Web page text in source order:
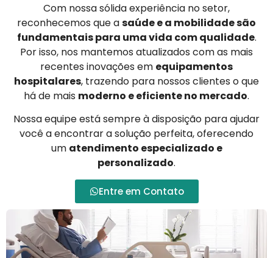
Com nossa sólida experiência no setor,
reconhecemos que asaúde e a mobilidade são
fundamentais para uma vida com qualidade.
Por isso, nos mantemos atualizados com as mais
recentes inovações em equipamentos
hospitalares, trazendo para nossos clientes o que
há de mais moderno e eficiente no mercado.
Nossa equipe está sempre à disposição para ajudar
você a encontrar a solução perfeita, oferecendo
um atendimento especializado e
personalizado.
Entre em Contato